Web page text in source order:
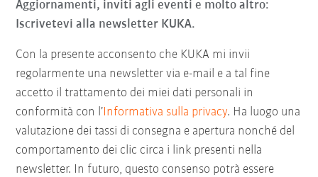
Aggiornamenti, inviti agli eventi e molto altro:
Iscrivetevi alla newsletter KUKA.
Con la presente acconsento che KUKA mi invii
regolarmente una newsletter via e-mail e a tal fine
accetto il trattamento dei miei dati personali in
conformità con l’Informativa sulla privacy. Ha luogo una
valutazione dei tassi di consegna e apertura nonché del
comportamento dei clic circa i link presenti nella
newsletter. In futuro, questo consenso potrà essere